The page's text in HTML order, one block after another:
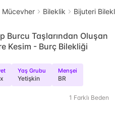
Mücevher Bileklik Bijuteri
Burcu Taşlarından Oluşan
Kesim - Burç Bilekliği
Yaş Grubu
Yetişkin
Menşei
BR
1 Farklı Beden